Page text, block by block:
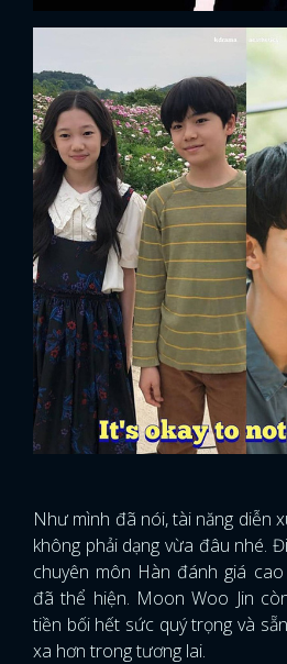
FACEBOOK
Như mình đã nói, tài năng diễn
không phải dạng vừa đâu nhé.
chuyên môn Hàn đánh giá
đã thể hiện. Moon Woo Jin
tiền bối hết sức quý trọng và
xa hơn trong tương lai.